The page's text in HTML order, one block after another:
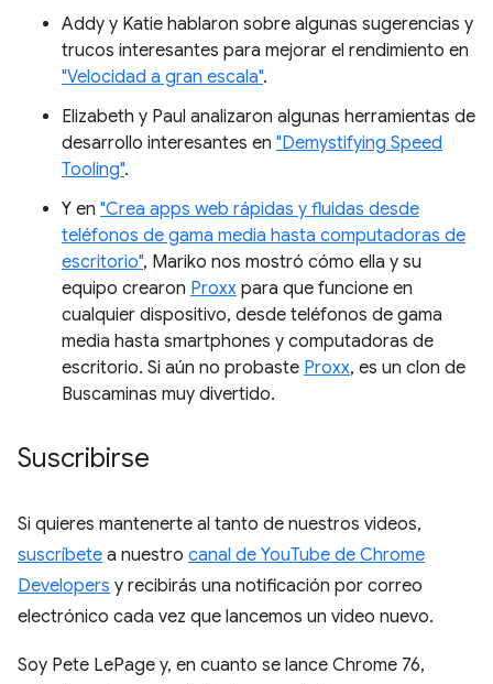
Addy y Katie hablaron sobre algunas sugerencias y
trucos interesantes para mejorar el rendimiento en
"Velocidad a gran escala".
Elizabeth y Paul analizaron algunas herramientas de
desarrollo interesantes en "Demystifying Speed
Tooling".
Y en "Crea apps web rápidas y fluidas desde
teléfonos de gama media hasta computadoras de
escritorio", Mariko nos mostró cómo ella y su
equipo crearon Proxx para que funcione en
cualquier dispositivo, desde teléfonos de gama
media hasta smartphones y computadoras de
escritorio. Si aún no probaste Proxx, es un clon de
Buscaminas muy divertido.
Suscribirse
Si quieres mantenerte al tanto de nuestros videos,
suscríbete a nuestro canal de YouTube de Chrome
Developers y recibirás una notificación por correo
electrónico cada vez que lancemos un video nuevo.
Soy Pete LePage y, en cuanto se lance Chrome 76,